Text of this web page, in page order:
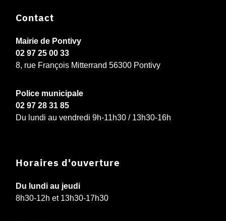
Contact
Mairie de Pontivy
02 97 25 00 33
8, rue François Mitterrand 56300 Pontivy
Police municipale
02 97 28 31 85
Du lundi au vendredi 9h-11h30 / 13h30-16h
Horaires d'ouverture
Du lundi au jeudi
8h30-12h et 13h30-17h30